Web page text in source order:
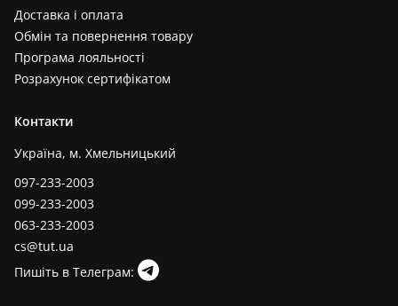
Доставка і оплата
Обмін та повернення товару
Програма лояльності
Розрахунок сертифікатом
Контакти
Україна, м. Хмельницький
097-233-2003
099-233-2003
063-233-2003
cs@tut.ua
Пишіть в Телеграм: